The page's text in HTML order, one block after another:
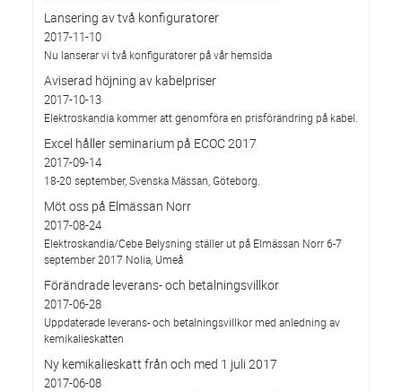
Lansering av två konfiguratorer
2017-11-10
Nu lanserar vi två konfiguratorer på vår hemsida
Aviserad höjning av kabelpriser
2017-10-13
Elektroskandia kommer att genomföra en prisförändring på kabel.
Excel håller seminarium på ECOC 2017
2017-09-14
18-20 september, Svenska Mässan, Göteborg.
Möt oss på Elmässan Norr
2017-08-24
Elektroskandia/Cebe Belysning ställer ut på Elmässan Norr 6-7
september 2017 Nolia, Umeå
Förändrade leverans- och betalningsvillkor
2017-06-28
Uppdaterade leverans- och betalningsvillkor med anledning av
kemikalieskatten
Ny kemikalieskatt från och med 1 juli 2017
2017-06-08